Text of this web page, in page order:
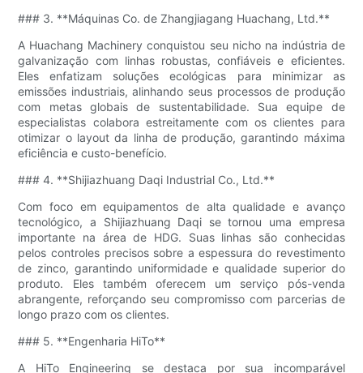
### 3. **Máquinas Co. de Zhangjiagang Huachang, Ltd.**
A Huachang Machinery conquistou seu nicho na indústria de
galvanização com linhas robustas, confiáveis ​​e eficientes.
Eles enfatizam soluções ecológicas para minimizar as
emissões industriais, alinhando seus processos de produção
com metas globais de sustentabilidade. Sua equipe de
especialistas colabora estreitamente com os clientes para
otimizar o layout da linha de produção, garantindo máxima
eficiência e custo-benefício.
### 4. **Shijiazhuang Daqi Industrial Co., Ltd.**
Com foco em equipamentos de alta qualidade e avanço
tecnológico, a Shijiazhuang Daqi se tornou uma empresa
importante na área de HDG. Suas linhas são conhecidas
pelos controles precisos sobre a espessura do revestimento
de zinco, garantindo uniformidade e qualidade superior do
produto. Eles também oferecem um serviço pós-venda
abrangente, reforçando seu compromisso com parcerias de
longo prazo com os clientes.
### 5. **Engenharia HiTo**
A HiTo Engineering se destaca por sua incomparável